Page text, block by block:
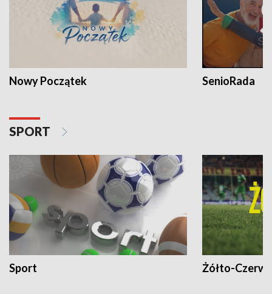
Nowy Początek SenioRada
SPORT
Sport Żółto-